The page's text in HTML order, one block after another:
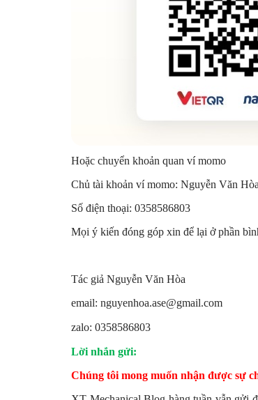
Hoặc chuyển khoản quan ví momo
Chủ tài khoản ví momo: Nguyễn Văn
Số điện thoại: 0358586803
Mọi ý kiến đóng góp xin để lại ở phần
Tác giả Nguyễn Văn Hòa
email: nguyenhoa.ase@gmail.com
zalo: 0358586803
Lời nhắn gửi:
Chúng tôi mong muốn nhận được sự